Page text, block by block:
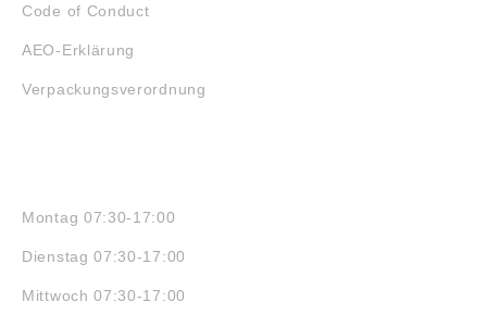
Code of Conduct
AEO-Erklärung
Verpackungsverordnung
Montag 07:30-17:00
Dienstag 07:30-17:00
Mittwoch 07:30-17:00